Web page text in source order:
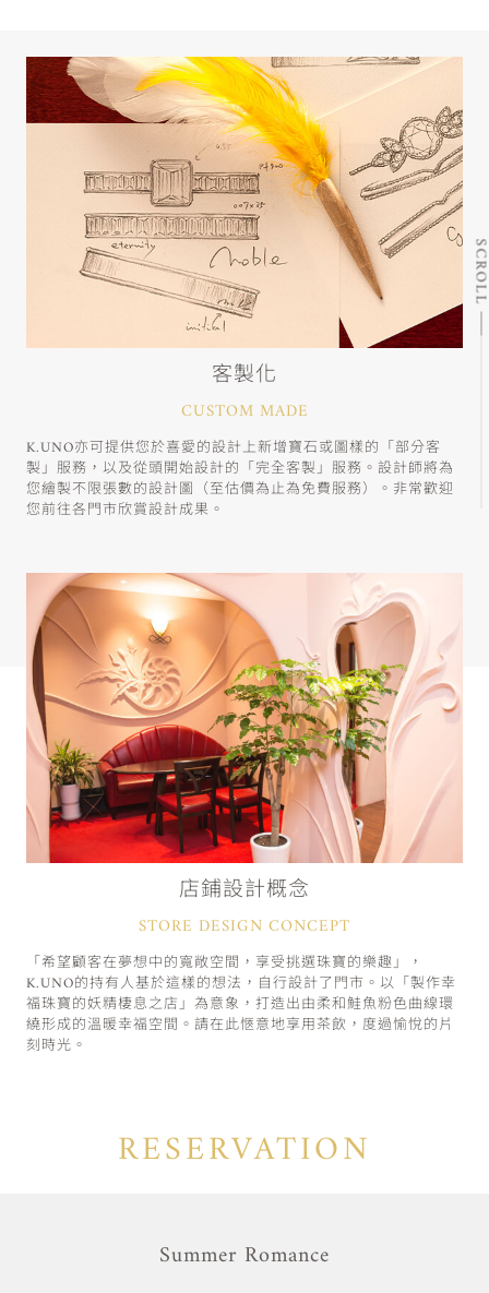
客製化
CUSTOM MADE
K.UNO亦可提供您於喜愛的設計上新增寶石或圖樣的「部分客
製」服務，以及從頭開始設計的「完全客製」服務。設計師將為
您繪製不限張數的設計圖（至估價為止為免費服務）。非常歡迎
您前往各門市欣賞設計成果。
店鋪設計概念
STORE DESIGN CONCEPT
「希望顧客在夢想中的寬敞空間，享受挑選珠寶的樂趣」，
K.UNO的持有人基於這樣的想法，自行設計了門市。以「製作幸
福珠寶的妖精棲息之店」為意象，打造出由柔和鮭魚粉色曲線環
繞形成的溫暖幸福空間。請在此愜意地享用茶飲，度過愉悅的片
刻時光。
RESERVATION
Summer Romance